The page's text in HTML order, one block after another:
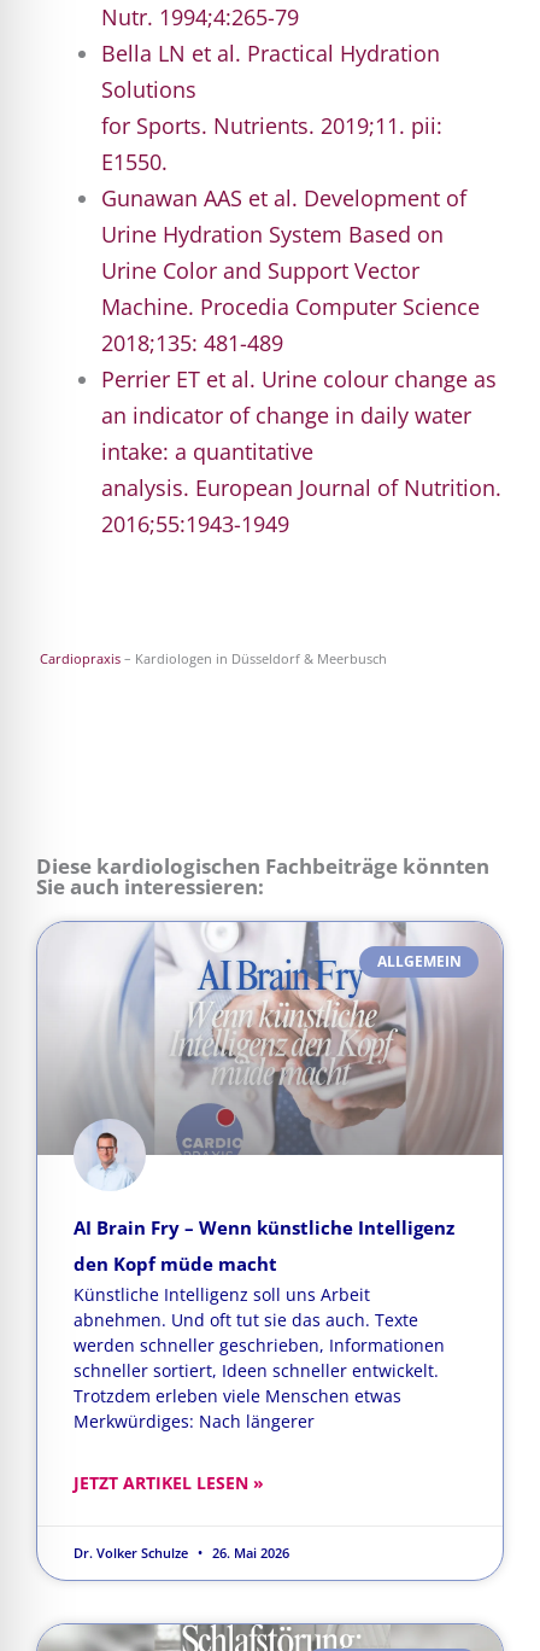
Nutr. 1994;4:265-79
Bella LN et al. Practical Hydration
Solutions
for Sports. Nutrients. 2019;11. pii:
E1550.
Gunawan AAS et al. Development of
Urine Hydration System Based on
Urine Color and Support Vector
Machine. Procedia Computer Science
2018;135: 481-489
Perrier ET et al. Urine colour change as
an indicator of change in daily water
intake: a quantitative
analysis. European Journal of Nutrition.
2016;55:1943-1949
Cardiopraxis – Kardiologen in Düsseldorf & Meerbusch
Diese kardiologischen Fachbeiträge könnten
Sie auch interessieren:
ALLGEMEIN
AI Brain Fry – Wenn künstliche Intelligenz
den Kopf müde macht
Künstliche Intelligenz soll uns Arbeit
abnehmen. Und oft tut sie das auch. Texte
werden schneller geschrieben, Informationen
schneller sortiert, Ideen schneller entwickelt.
Trotzdem erleben viele Menschen etwas
Merkwürdiges: Nach längerer
JETZT ARTIKEL LESEN »
Dr. Volker Schulze 26. Mai 2026